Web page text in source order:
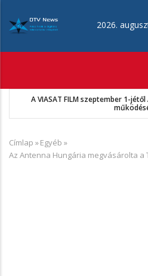
tartalomra
2026.
A VIASAT FILM szeptember 1-
Morzsa
Címlap »Egyéb »
Az Antenna Hungária megvásárolta a